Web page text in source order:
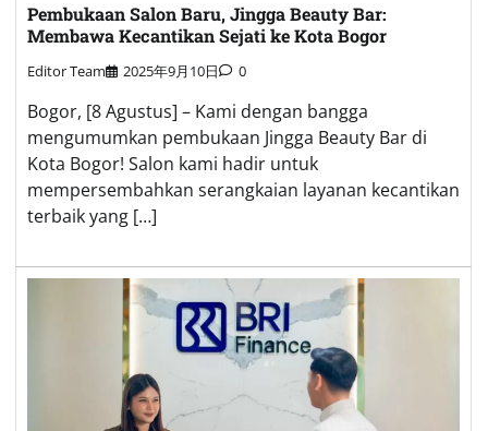
Pembukaan Salon Baru, Jingga Beauty Bar:
Membawa Kecantikan Sejati ke Kota Bogor
Editor Team 2025年9月10日 0
Bogor, [8 Agustus] – Kami dengan bangga
mengumumkan pembukaan Jingga Beauty Bar di
Kota Bogor! Salon kami hadir untuk
mempersembahkan serangkaian layanan kecantikan
terbaik yang […]